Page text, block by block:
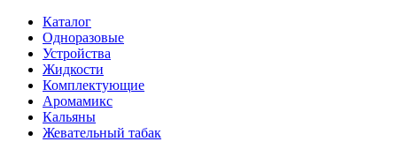
Каталог
Одноразовые
Устройства
Жидкости
Комплектующие
Аромамикс
Кальяны
Жевательный табак